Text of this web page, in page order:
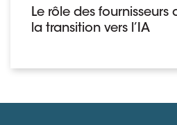
Le rôle des
la transition vers l’IA